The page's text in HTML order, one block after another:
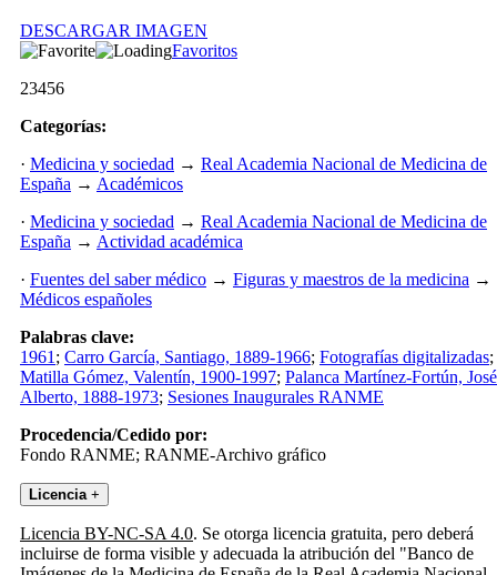
DESCARGAR IMAGEN
Favoritos
23456
Categorías:
· Medicina y sociedad → Real Academia Nacional de Medicina de
España → Académicos
· Medicina y sociedad → Real Academia Nacional de Medicina de
España → Actividad académica
· Fuentes del saber médico → Figuras y maestros de la medicina →
Médicos españoles
Palabras clave:
1961 ; Carro García, Santiago, 1889-1966; Fotografías digitalizadas;
Matilla Gómez, Valentín, 1900-1997; Palanca Martínez-Fortún, José
Alberto, 1888-1973; Sesiones Inaugurales RANME
Procedencia/Cedido por:
Fondo RANME; RANME-Archivo gráfico
Licencia +
Licencia BY-NC-SA 4.0. Se otorga licencia gratuita, pero deberá
incluirse de forma visible y adecuada la atribución del "Banco de